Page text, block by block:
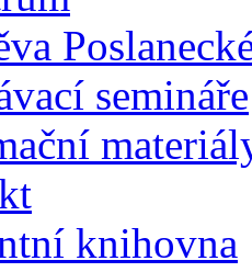
semináře
knihovna